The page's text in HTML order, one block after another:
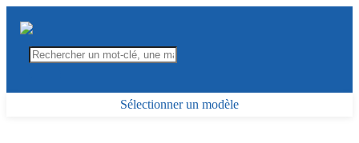
Sélectionner un modèle